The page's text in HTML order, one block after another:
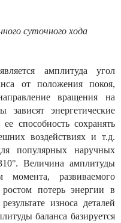
суточного хода
амплитуда угол
от положения покоя,
вращения на
энергетические
способность сохранять
воздействиях и т.д.
популярных наручных
Величина амплитуды
развиваемого
потерь энергии в
износа деталей
баланса базируется